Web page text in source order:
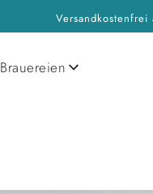
Brauereien